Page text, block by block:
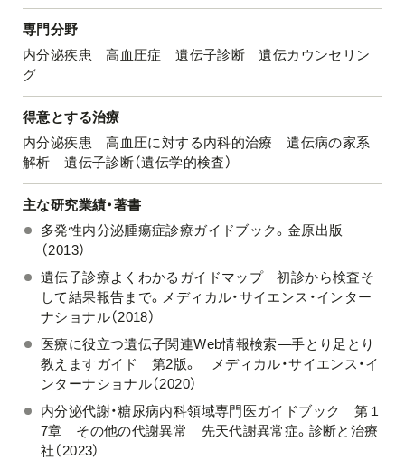
専門分野
内分泌疾患 高血圧症 遺伝子診断 遺伝カウンセリン
グ
得意とする治療
内分泌疾患 高血圧に対する内科的治療 遺伝病の家系
解析 遺伝子診断（遺伝学的検査）
主な研究業績・著書
多発性内分泌腫瘍症診療ガイドブック。金原出版
（2013）
遺伝子診療よくわかるガイドマップ 初診から検査そ
して結果報告まで。メディカル・サイエンス・インター
ナショナル（2018）
医療に役立つ遺伝子関連Web情報検索―手とり足とり
教えますガイド 第2版。 メディカル・サイエンス・イ
ンターナショナル（2020）
内分泌代謝・糖尿病内科領域専門医ガイドブック 第１
7章 その他の代謝異常 先天代謝異常症。診断と治療
社（2023）